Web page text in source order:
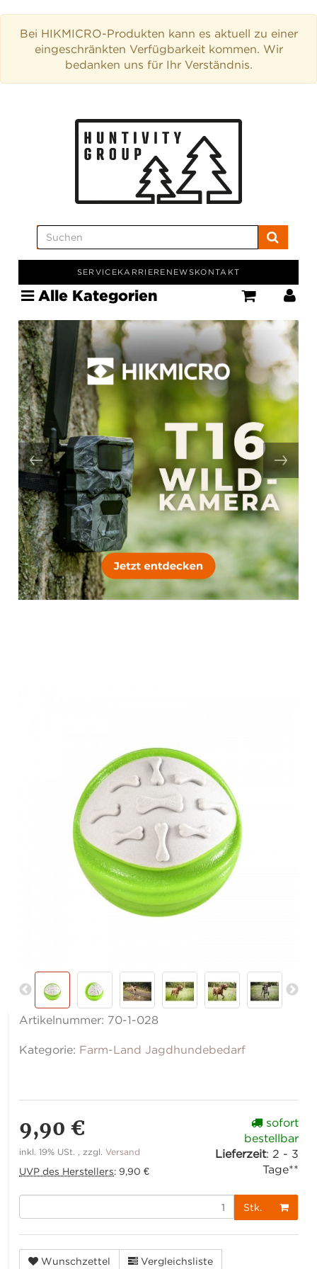
Bei HIKMICRO-Produkten kann es aktuell zu einer
eingeschränkten Verfügbarkeit kommen. Wir
bedanken uns für Ihr Verständnis.
SERVICEKARRIERE NEWSKONTAKT
Alle Kategorien
Artikelnummer: 70-1-028
Kategorie: Farm-Land Jagdhundebedarf
9,90 €
inkl. 19% USt. , zzgl.Versand
UVP des Herstellers: 9,90 €
sofort
bestellbar
Lieferzeit: 2 - 3
Tage**
Stk.
Wunschzettel Vergleichsliste